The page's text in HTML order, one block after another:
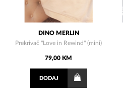
DINO MERLIN
Prekrivač "Love in Rewind" (mini)
79,00 KM
DODAJ